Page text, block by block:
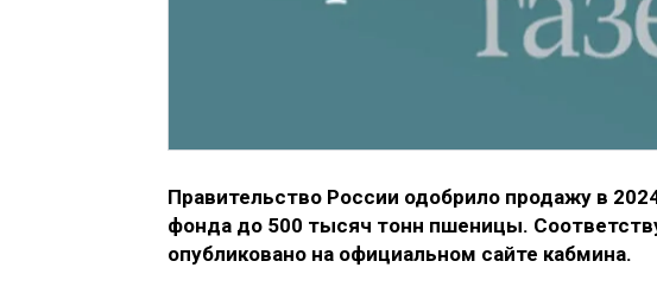
Правительство России одобрило продажу в
фонда до 500 тысяч тонн пшеницы.
опубликовано на официальном сайте кабмина.